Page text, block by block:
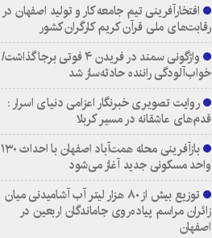
افتخارآفرینی تیم جامعه کار و تولید اصفهان در
رقابت‌های ملی قرآن کریم کارگران کشور
واژگونی سمند در فریدن ۴ فوتی برجا گذاشت/
خواب‌آلودگی راننده حادثه‌ساز شد
روایت تصویری خبرنگار اعزامی دنیای اسرار :
قدم‌های عاشقانه در مسیر کربلا
بازآفرینی محله همت‌آباد اصفهان با احداث ۱۳۰
واحد مسکونی جدید آغاز می‌شود
توزیع بیش از ۸۰ هزار لیتر آب آشامیدنی میان
زائران مراسم پیاده‌روی جاماندگان اربعین در
اصفهان